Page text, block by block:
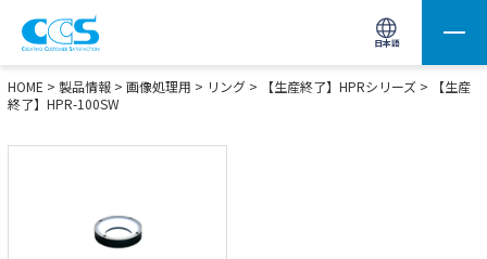
日本語
画像処理用の製品検索 サイト内検索(Enterで実行)
HOME > 製品情報 > 画像処理用 > リング > 【生産終了】HPRシリーズ > 【生産
終了】HPR-100SW